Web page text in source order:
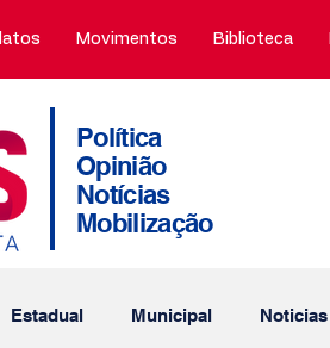
Movimentos Biblioteca
Política
Opinião
Notícias
Mobilização
Estadual Municipal Noticias